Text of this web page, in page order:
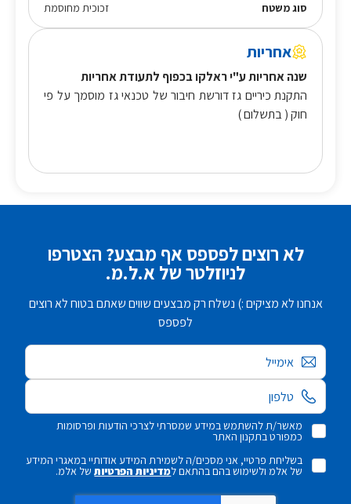
סוג משטח
זכוכית מחוסמת
אחריות
שנה אחריות ע"י ראלקו בכפוף לתעודת אחריות
התקנת כיריים גז דורשת חיבור של טכנאי גז מוסמך על פי
חוק ( בתשלום )
לא רוצים לפספס אף מבצע? הצטרפו
לניוזלטר של א.ל.מ.
אנחנו לא מציקים :) נשלח רק מבצעים שווים שאתם בטוח לא רוצים
לפספס
אימייל
מאשר/ת להשתמש במידע שמסרתי לצרכי הודעות ופרסומות
כמפורט בתקנון האתר
בשליחת פרטיי, אני מסכים/ה לשמירת המידע אודותיי במאגרי המידע
של אלמ ולשימוש בהם בהתאם למדיניות הפרטיותשל אלמ.